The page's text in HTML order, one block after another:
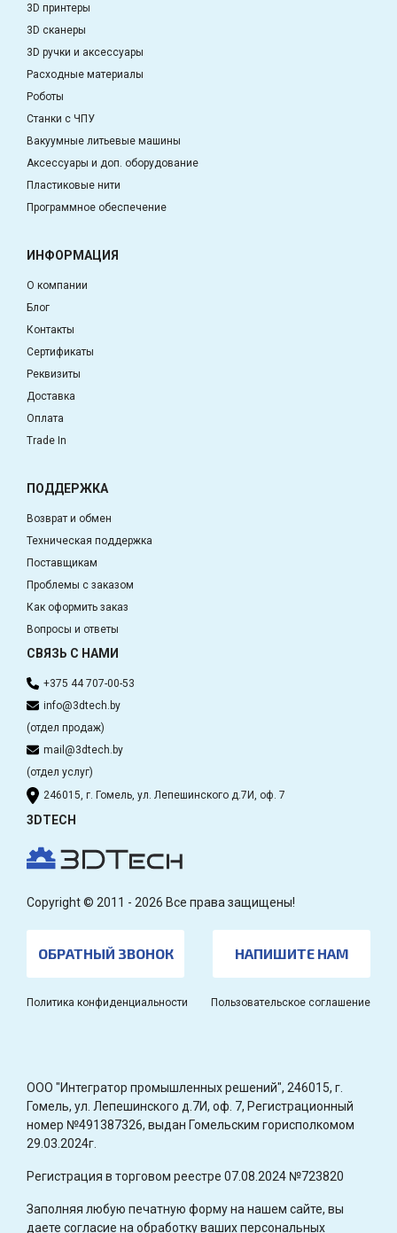
3D принтеры
3D сканеры
3D ручки и аксессуары
Расходные материалы
Роботы
Станки с ЧПУ
Вакуумные литьевые машины
Аксессуары и доп. оборудование
Пластиковые нити
Программное обеспечение
ИНФОРМАЦИЯ
О компании
Блог
Контакты
Сертификаты
Реквизиты
Доставка
Оплата
Trade In
ПОДДЕРЖКА
Возврат и обмен
Техническая поддержка
Поставщикам
Проблемы с заказом
Как оформить заказ
Вопросы и ответы
СВЯЗЬ С НАМИ
+375 44 707-00-53
info@3dtech.by
(отдел продаж)
mail@3dtech.by
(отдел услуг)
246015, г. Гомель, ул. Лепешинского д.7И, оф. 7
3DTECH
Copyright © 2011 - 2026 Все права защищены!
ОБРАТНЫЙ ЗВОНОК НАПИШИТЕ НАМ
Политика конфиденциальности Пользовательское соглашение
OOO "Интегратор промышленных решений", 246015, г.
Гомель, ул. Лепешинского д.7И, оф. 7, Регистрационный
номер №491387326, выдан Гомельским горисполкомом
29.03.2024г.
Регистрация в торговом реестре 07.08.2024 №723820
Заполняя любую печатную форму на нашем сайте, вы
даете согласие на обработку ваших персональных